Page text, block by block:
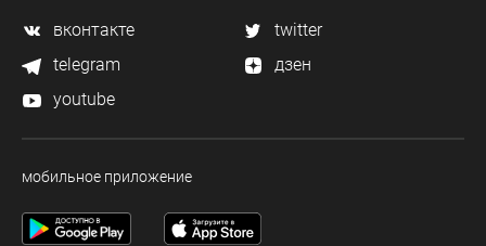
вконтакте
twitter
telegram
дзен
youtube
мобильное приложение